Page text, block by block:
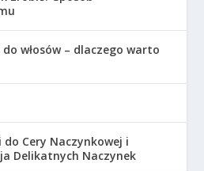
włosów – dlaczego warto
Cery Naczynkowej i
Delikatnych Naczynek